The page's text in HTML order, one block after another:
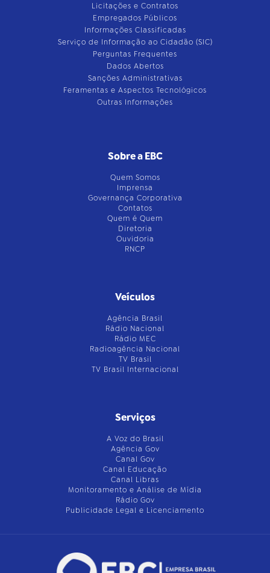
Licitações e Contratos
Empregados Públicos
Informações Classificadas
Serviço de Informação ao Cidadão (SIC)
Perguntas Frequentes
Dados Abertos
Sanções Administrativas
Feramentas e Aspectos Tecnológicos
Outras Informações
Sobre a EBC
Quem Somos
Imprensa
Governança Corporativa
Contatos
Quem é Quem
Diretoria
Ouvidoria
RNCP
Veículos
Agência Brasil
Rádio Nacional
Rádio MEC
Radioagência Nacional
TV Brasil
TV Brasil Internacional
Serviços
A Voz do Brasil
Agência Gov
Canal Gov
Canal Educação
Canal Libras
Monitoramento e Análise de Mídia
Rádio Gov
Publicidade Legal e Licenciamento